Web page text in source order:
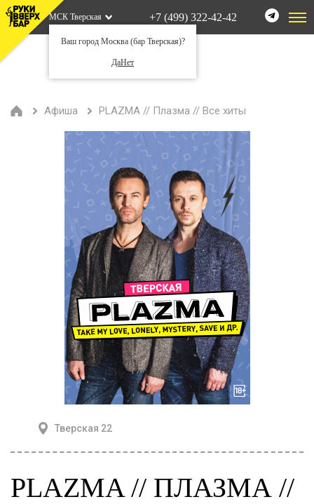
МСК Тверская
Ваш город Москва (бар Тверская)?
ДаНет
+7 (499) 322-42-42
Афиша PLAZMA // Плазма // Все хиты
Тверская 22
PLAZMA // ПЛАЗМА //